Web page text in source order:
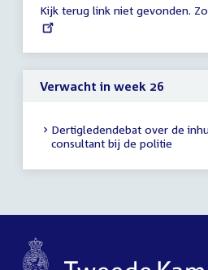
23:59
uur
Kijk terug link niet gevonden.
Verwacht in week 26
Dertigledendebat over de
consultant bij de politie